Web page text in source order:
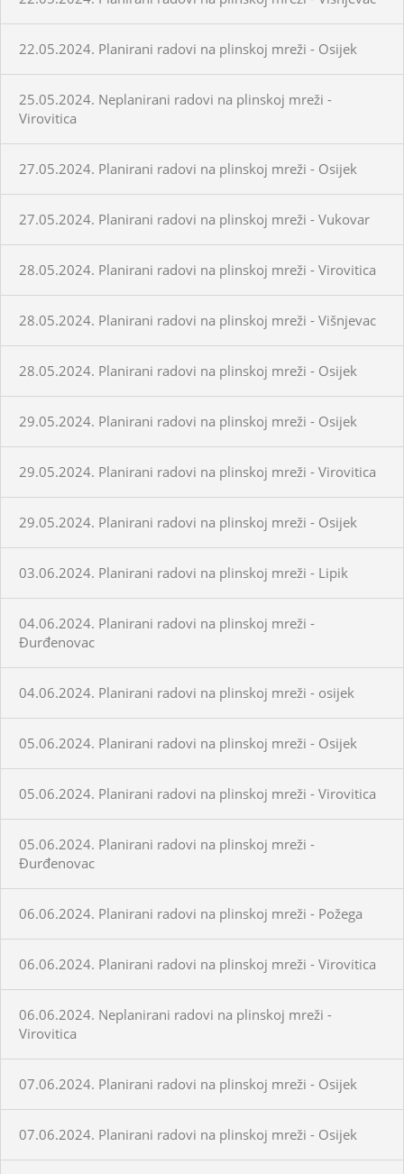
22.05.2024. Planirani radovi na plinskoj mreži - Osijek
25.05.2024. Neplanirani radovi na plinskoj mreži -
Virovitica
27.05.2024. Planirani radovi na plinskoj mreži - Osijek
27.05.2024. Planirani radovi na plinskoj mreži - Vukovar
28.05.2024. Planirani radovi na plinskoj mreži - Virovitica
28.05.2024. Planirani radovi na plinskoj mreži - Višnjevac
28.05.2024. Planirani radovi na plinskoj mreži - Osijek
29.05.2024. Planirani radovi na plinskoj mreži - Osijek
29.05.2024. Planirani radovi na plinskoj mreži - Virovitica
29.05.2024. Planirani radovi na plinskoj mreži - Osijek
03.06.2024. Planirani radovi na plinskoj mreži - Lipik
04.06.2024. Planirani radovi na plinskoj mreži -
Đurđenovac
04.06.2024. Planirani radovi na plinskoj mreži - osijek
05.06.2024. Planirani radovi na plinskoj mreži - Osijek
05.06.2024. Planirani radovi na plinskoj mreži - Virovitica
05.06.2024. Planirani radovi na plinskoj mreži -
Đurđenovac
06.06.2024. Planirani radovi na plinskoj mreži - Požega
06.06.2024. Planirani radovi na plinskoj mreži - Virovitica
06.06.2024. Neplanirani radovi na plinskoj mreži -
Virovitica
07.06.2024. Planirani radovi na plinskoj mreži - Osijek
07.06.2024. Planirani radovi na plinskoj mreži - Osijek